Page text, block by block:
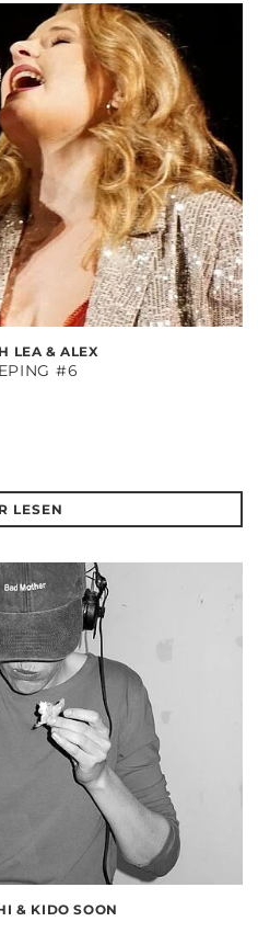
LEA & ALEX
#6
LESEN
& KIDO SOON